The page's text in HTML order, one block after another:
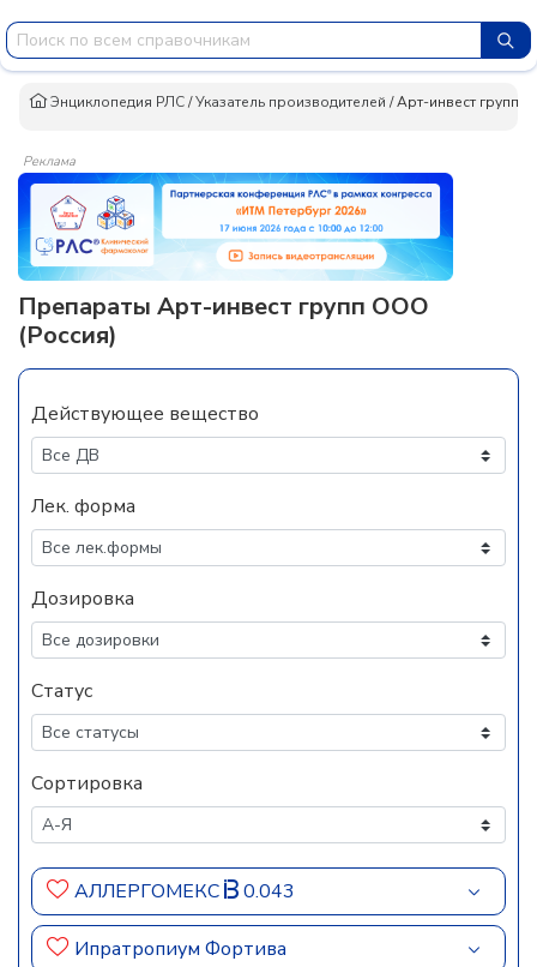
Энциклопедия РЛС/Указатель производителей /Арт-инвест групп
Реклама
Препараты Арт-инвест групп ООО
(Россия)
Действующее вещество
Лек. форма
Дозировка
Статус
Сортировка
АЛЛЕРГОМЕКС 0.043
Ипратропиум Фортива